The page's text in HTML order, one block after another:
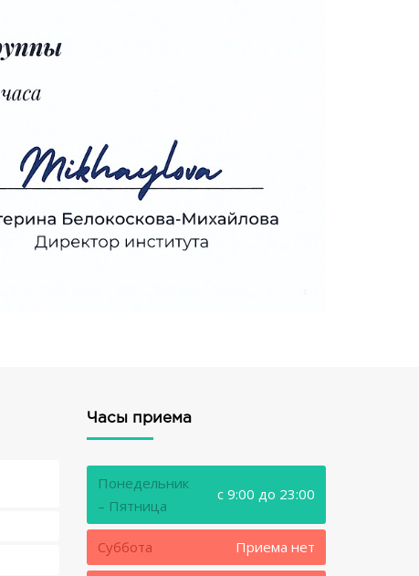
Часы приема
Понедельник
– Пятница
c 9:00 до 23:00
Суббота Приема нет